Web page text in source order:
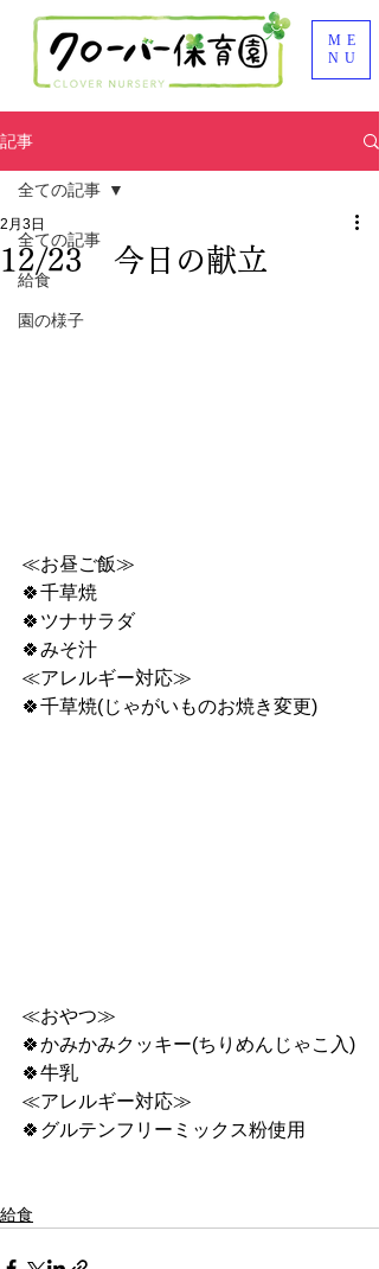
ME
NU
記事
全ての記事
給食
園の様子
全ての記事
12/23 今日の献立
2月3日
≪お昼ご飯≫
🍀千草焼
🍀ツナサラダ
🍀みそ汁
≪アレルギー対応≫
🍀千草焼(じゃがいものお焼き変更)
≪おやつ≫
🍀かみかみクッキー(ちりめんじゃこ入)
🍀牛乳
≪アレルギー対応≫
🍀グルテンフリーミックス粉使用
給食